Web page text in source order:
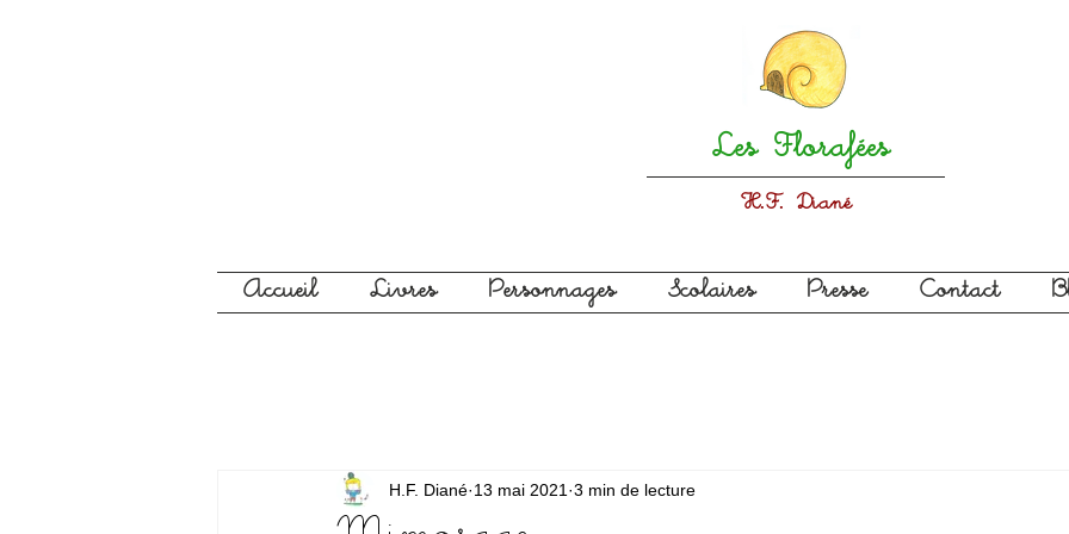
Les Florafées
H.F. Diané
Accueil Livres Personnages Scolaires Presse Contact
H.F. Diané 13 mai 2021 3 min de lecture